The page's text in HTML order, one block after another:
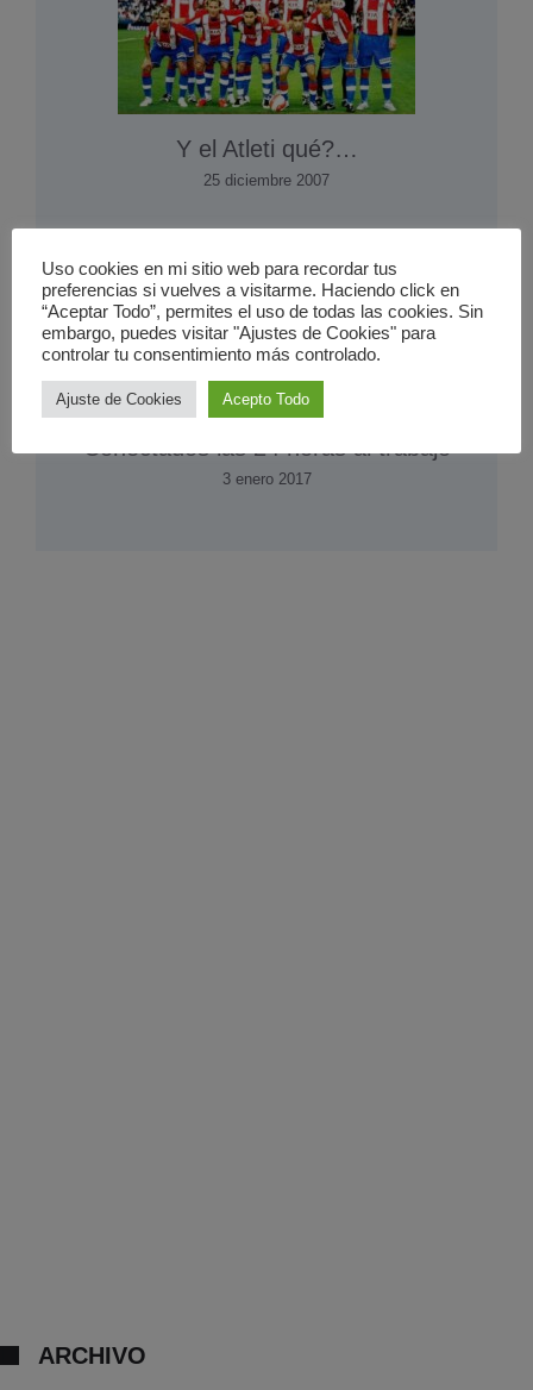
Y el Atleti qué?…
25 diciembre 2007
Conectados las 24 horas al trabajo
3 enero 2017
ARCHIVO
Uso cookies en mi sitio web para recordar tus
preferencias si vuelves a visitarme. Haciendo click en
“Aceptar Todo”, permites el uso de todas las cookies. Sin
embargo, puedes visitar "Ajustes de Cookies" para
controlar tu consentimiento más controlado.
Ajuste de Cookies Acepto Todo